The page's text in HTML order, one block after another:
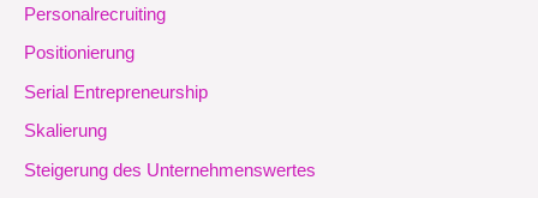
Personalrecruiting
Positionierung
Serial Entrepreneurship
Skalierung
Steigerung des Unternehmenswertes